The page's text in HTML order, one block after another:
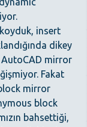
insert
dikey
AutoCAD mirror
Fakat
mirror
block
bahsettiği,